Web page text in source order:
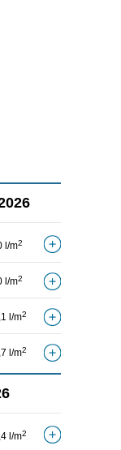
l/m2
l/m2
l/m2
l/m2
l/m2